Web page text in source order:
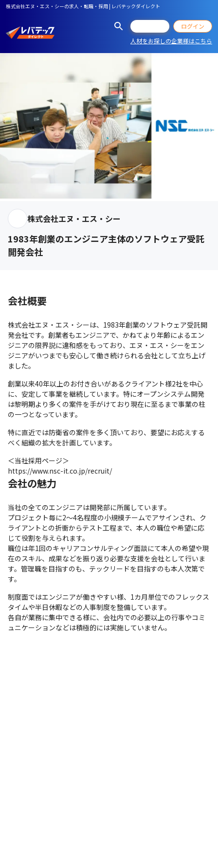
株式会社エヌ・エス・シーの求人・転職・採用 | レバテックダイレクト
ログイン
人材をお探しの企業様はこちら
株式会社エヌ・エス・シー
1983年創業のエンジニア主体のソフトウェア受託
開発会社
会社概要
株式会社エヌ・エス・シーは、1983年創業のソフトウェア受託開
発会社です。創業者もエンジニアで、かねてより年齢によるエン
ジニアの限界説に違和感をもっており、エヌ・エス・シーをエン
ジニアがいつまでも安心して働き続けられる会社として立ち上げ
ました。
創業以来40年以上のお付き合いがあるクライアント様2社を中心
に、安定して事業を継続しています。特にオープンシステム開発
は黎明期より多くの案件を手がけており現在に至るまで事業の柱
の一つとなっています。
特に直近では防衛省の案件を多く頂いており、要望にお応えする
べく組織の拡大を計画しています。
＜当社採用ページ＞
https://www.nsc-it.co.jp/recruit/
会社の魅力
当社の全てのエンジニアは開発部に所属しています。
プロジェクト毎に2～4名程度の小規模チームでアサインされ、ク
ライアントとの折衝からテスト工程まで、本人の職位や希望に応
じて役割を与えられます。
職位は年1回のキャリアコンサルティング面談にて本人の希望や現
在のスキル、成果などを振り返り必要な支援を会社として行いま
す。管理職を目指すのも、テックリードを目指すのも本人次第で
す。
制度面ではエンジニアが働きやすい様、1カ月単位でのフレックス
タイムや半日休暇などの人事制度を整備しています。
各自が業務に集中できる様に、会社内での必要以上の行事やコミ
ュニケーションなどは積極的には実施していません。